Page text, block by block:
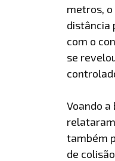
metros,
distância
com o
se
Voando
também
de